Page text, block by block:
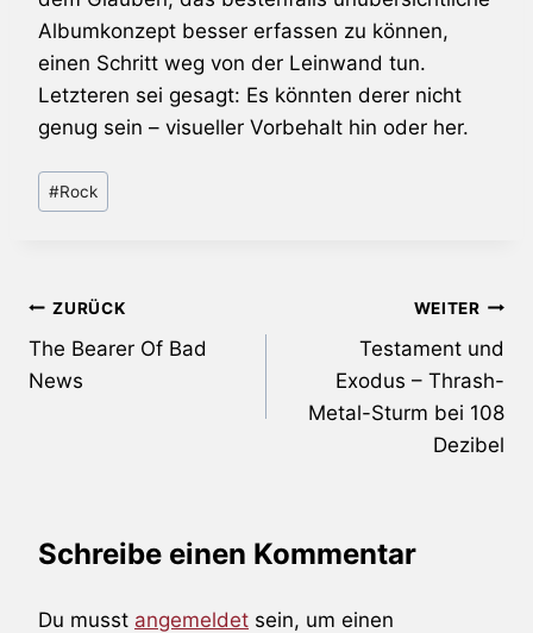
Albumkonzept besser erfassen zu können,
einen Schritt weg von der Leinwand tun.
Letzteren sei gesagt: Es könnten derer nicht
genug sein – visueller Vorbehalt hin oder her.
Schlagworte:
#Rock
Beitragsnavigation
ZURÜCK
The Bearer Of Bad
News
WEITER
Testament und
Exodus – Thrash-
Metal-Sturm bei 108
Dezibel
Schreibe einen Kommentar
Du musst angemeldet sein, um einen